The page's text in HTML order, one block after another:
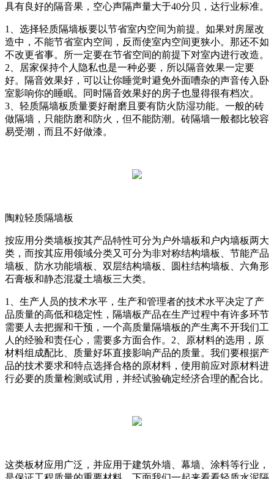
具有良好的隔音果，空心声隔声量大于40分贝，达行业标准。
1、选择轻质隔墙板要以节省室内空间为前提。如果对房屋改
造中，不能节省室内空间，反而使室内空间更狭小。那还不如
不改更省事。所一定要在节省空间的前提下对室内进行改造。
2、居家保持个人隐私也是一种必要，所以隔音效果一定要
好。隔音效果好，可以让你睡觉时避免外面嘈杂的声音传入卧
室影响你的睡眠。同时隔音效果好的房子也显得很有档次。
3、轻质隔墙板质量要好耐磨且要有防火防湿功能。一般的砖
做隔墙，只能防磨和防火，但不能防潮。砖隔墙一般都比较容
易受潮，而且不好做漆。
陶粒轻质隔墙板
按应用分类墙板按其产品特性可分为户外墙板和户内墙板两大
类，而按其应用领域分类又可分为非对称结构墙板、节能产品
墙板、防水功能墙板、双层结构墙板、圆柱结构墙板、六角形
石膏板和静态混凝土墙板三大类。
1、生产人员的技术水平，生产和管理者的技术水平决定了产
品质量的高低和稳定性，隔墙板产品在生产过程中有许多环节
需要人去把握和干预，一个高质量隔墙板的产生离不开我们工
人的经验和责任心，需要多方面合作。2、原材料的选用，原
材料组成配比、质量好坏直接影响产品的质量。我们要根据产
品的技术要求和特点选择合格的原材料，使用前应对原材料进
行必要的质量检测或试用，并经试验确定经济合理的配合比。
这类板材应用广泛，并应用于建筑外墙、幕墙、涂料等行业，